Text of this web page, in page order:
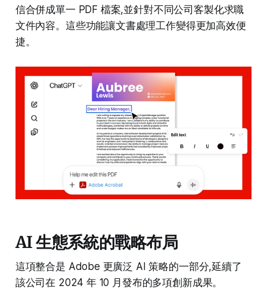
信合併成單一 PDF 檔案,並針對不同公司客製化求職
文件內容。這些功能讓文書處理工作變得更加高效便
捷。​
AI 生態系統的戰略布局
這項整合是 Adobe 更廣泛 AI 策略的一部分,延續了
該公司在 2024 年 10 月發布的多項創新成果。